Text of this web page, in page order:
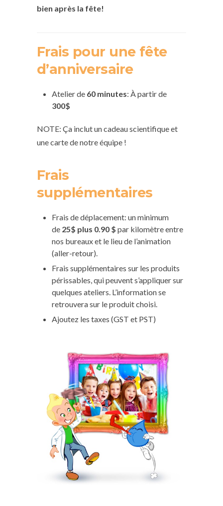
bien après la fête!
Frais pour une fête
d’anniversaire
Atelier de 60 minutes: À partir de
300$
NOTE: Ça inclut un cadeau scientifique et
une carte de notre équipe !
Frais
supplémentaires
Frais de déplacement: un minimum
de 25$ plus 0.90 $ par kilomètre entre
nos bureaux et le lieu de l’animation
(aller-retour).
Frais supplémentaires sur les produits
périssables, qui peuvent s’appliquer sur
quelques ateliers. L’information se
retrouvera sur le produit choisi.
Ajoutez les taxes (GST et PST)